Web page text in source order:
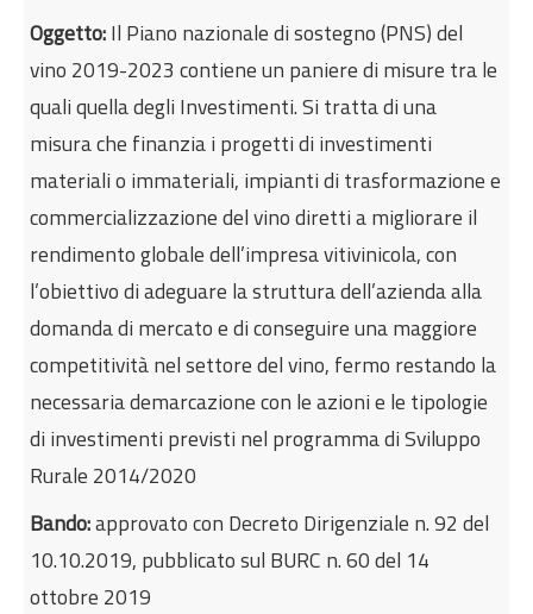
Internazionalizzazione
Eventi formativi
Glossario
Contatti
Home
Incentivi e agevolazioni
Agricoltura e pesca
Piano Nazionale di Sostegno del vino - Misura
Investimenti
Oggetto:Il Piano nazionale di sostegno (PNS) del
vino 2019-2023 contiene un paniere di misure tra le
quali quella degli Investimenti. Si tratta di una
misura che finanzia i progetti di investimenti
materiali o immateriali, impianti di trasformazione e
commercializzazione del vino diretti a migliorare il
rendimento globale dell’impresa vitivinicola, con
l’obiettivo di adeguare la struttura dell’azienda alla
domanda di mercato e di conseguire una maggiore
competitività nel settore del vino, fermo restando la
necessaria demarcazione con le azioni e le tipologie
di investimenti previsti nel programma di Sviluppo
Rurale 2014/2020
Bando:approvato con Decreto Dirigenziale n. 92 del
10.10.2019, pubblicato sul BURC n. 60 del 14
ottobre 2019